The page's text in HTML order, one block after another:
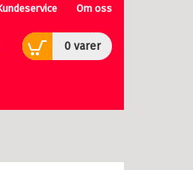
Om oss
0 varer